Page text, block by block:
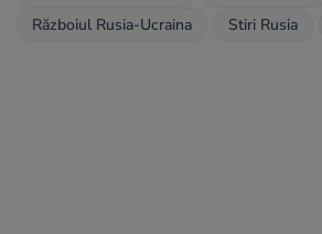
Războiul Rusia-Ucraina
Stiri Rusia